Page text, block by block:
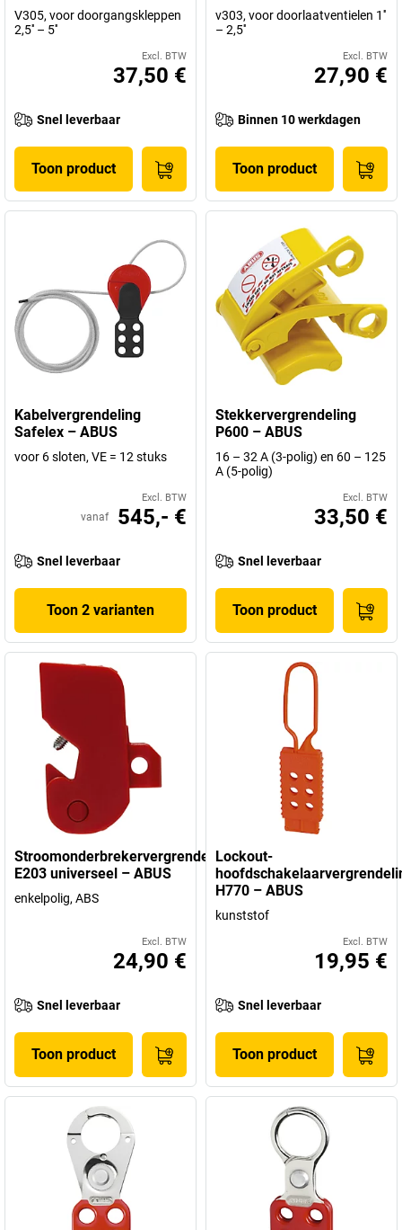
V305, voor doorgangskleppen
2,5'' – 5''
Excl. BTW
37,50 €
Snel leverbaar
Toon product
v303, voor doorlaatventielen 1''
– 2,5''
Excl. BTW
27,90 €
Binnen 10 werkdagen
Toon product
Kabelvergrendeling
Safelex – ABUS
voor 6 sloten, VE = 12 stuks
Excl. BTW
vanaf 545,- €
Snel leverbaar
Toon 2 varianten
Stekkervergrendeling
P600 – ABUS
16 – 32 A (3-polig) en 60 – 125
A (5-polig)
Excl. BTW
33,50 €
Snel leverbaar
Toon product
Stroomonderbrekervergrendeling
E203 universeel – ABUS
enkelpolig, ABS
Excl. BTW
24,90 €
Snel leverbaar
Toon product
Lockout-
H770 – ABUS
kunststof
Excl. BTW
19,95 €
Snel leverbaar
Toon product